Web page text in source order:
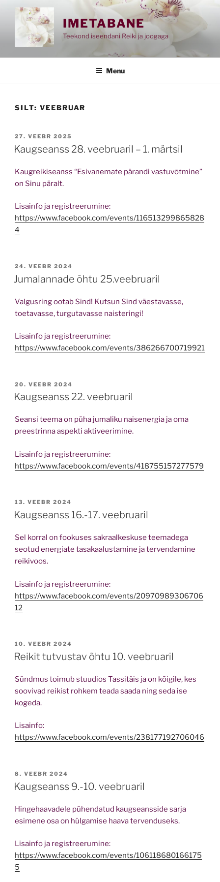
IMETABANE
Teekond iseendani Reiki ja joogaga
Menu
SILT: VEEBRUAR
POSTED
ON
27. VEEBR 2025
Kaugseanss 28. veebruaril – 1. märtsil
Kaugreikiseanss “Esivanemate pärandi vastuvõtmine”
on Sinu päralt.
Lisainfo ja registreerumine:
https://www.facebook.com/events/116513299865828
4
POSTED
ON
24. VEEBR 2024
Jumalannade õhtu 25.veebruaril
Valgusring ootab Sind! Kutsun Sind väestavasse,
toetavasse, turgutavasse naisteringi!
Lisainfo ja registreerumine:
https://www.facebook.com/events/386266700719921
POSTED
ON
20. VEEBR 2024
Kaugseanss 22. veebruaril
Seansi teema on püha jumaliku naisenergia ja oma
preestrinna aspekti aktiveerimine.
Lisainfo ja registreerumine:
https://www.facebook.com/events/418755157277579
POSTED
ON
13. VEEBR 2024
Kaugseanss 16.-17. veebruaril
Sel korral on fookuses sakraalkeskuse teemadega
seotud energiate tasakaalustamine ja tervendamine
reikivoos.
Lisainfo ja registreerumine:
https://www.facebook.com/events/20970989306706
12
POSTED
ON
10. VEEBR 2024
Reikit tutvustav õhtu 10. veebruaril
Sündmus toimub stuudios Tassitäis ja on kõigile, kes
soovivad reikist rohkem teada saada ning seda ise
kogeda.
Lisainfo:
https://www.facebook.com/events/238177192706046
POSTED
ON
8. VEEBR 2024
Kaugseanss 9.-10. veebruaril
Hingehaavadele pühendatud kaugseansside sarja
esimene osa on hülgamise haava tervenduseks.
Lisainfo ja registreerumine:
https://www.facebook.com/events/106118680166175
5